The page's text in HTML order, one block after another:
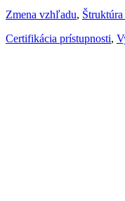
Zmena vzhľadu,
Certifikácia prístupnosti,